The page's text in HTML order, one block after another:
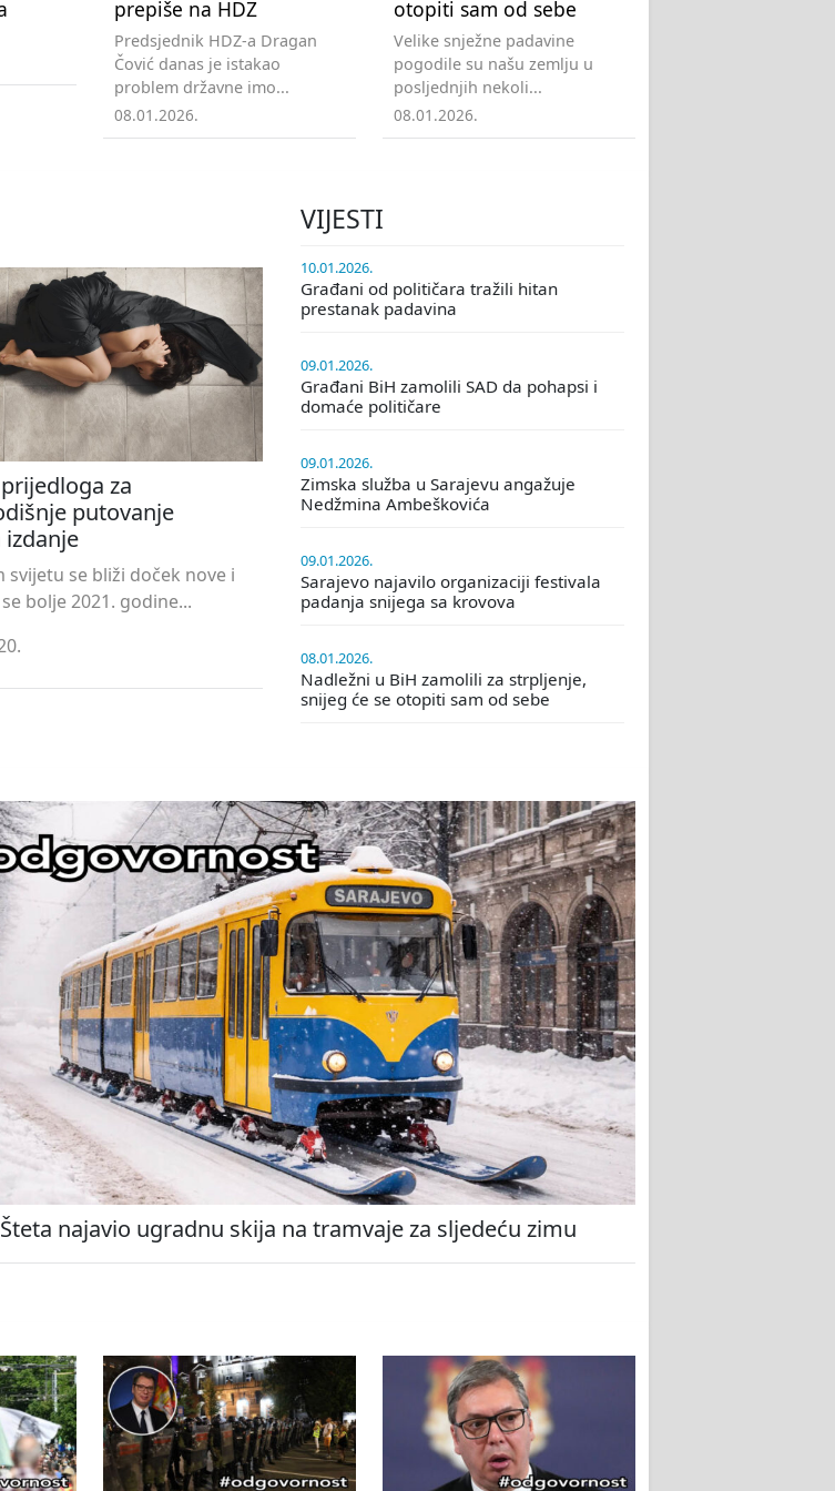
prepiše na HDZ
Predsjednik HDZ-a Dragan
Čović danas je istakao
problem državne imo...
08.01.2026.
otopiti sam od sebe
Velike snježne padavine
pogodile su našu zemlju u
posljednjih nekoli...
08.01.2026.
za
putovanje
svijetu se bliži doček nove i
bolje 2021. godine...
VIJESTI
10.01.2026.
Građani od političara tražili hitan
prestanak padavina
09.01.2026.
Građani BiH zamolili SAD da pohapsi i
domaće političare
09.01.2026.
Zimska služba u Sarajevu angažuje
Nedžmina Ambeškovića
09.01.2026.
Sarajevo najavilo organizaciji festivala
padanja snijega sa krovova
08.01.2026.
Nadležni u BiH zamolili za strpljenje,
snijeg će se otopiti sam od sebe
najavio ugradnu skija na tramvaje za sljedeću zimu